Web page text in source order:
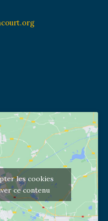
les cookies
ce contenu